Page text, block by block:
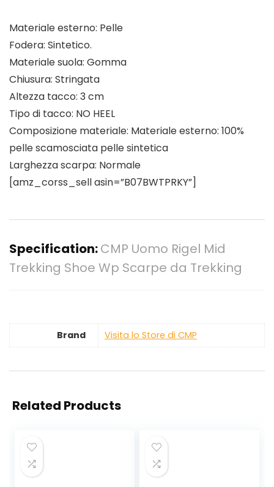
Materiale esterno: Pelle
Fodera: Sintetico.
Materiale suola: Gomma
Chiusura: Stringata
Altezza tacco: 3 cm
Tipo di tacco: NO HEEL
Composizione materiale: Materiale esterno: 100%
pelle scamosciata pelle sintetica
Larghezza scarpa: Normale
[amz_corss_sell asin=”B07BWTPRKY”]
Specification:CMP Uomo Rigel Mid
Trekking Shoe Wp Scarpe da Trekking
Brand Visita lo Store di CMP
Related Products